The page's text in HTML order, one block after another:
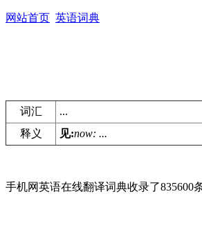
网站首页 英语词典
词汇
...
释义
见:now: ...
手机网英语在线翻译词典收录了835600